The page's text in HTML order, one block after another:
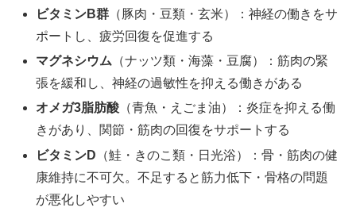
ビタミンB群 （豚肉・豆類・玄米）：神経の働きをサ
ポートし、疲労回復を促進する
マグネシウム （ナッツ類・海藻・豆腐）：筋肉の緊
張を緩和し、神経の過敏性を抑える働きがある
オメガ3脂肪酸 （青魚・えごま油）：炎症を抑える働
きがあり、関節・筋肉の回復をサポートする
ビタミンD （鮭・きのこ類・日光浴）：骨・筋肉の健
康維持に不可欠。不足すると筋力低下・骨格の問題
が悪化しやすい